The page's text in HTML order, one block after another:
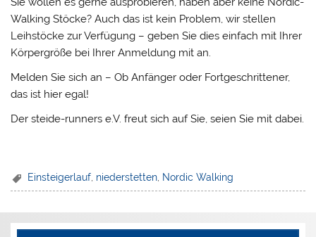
Walking Stöcke? Auch das ist kein Problem, wir stellen
Leihstöcke zur Verfügung – geben Sie dies einfach mit Ihrer
Körpergröße bei Ihrer Anmeldung mit an.
Melden Sie sich an – Ob Anfänger oder Fortgeschrittener,
das ist hier egal!
Der steide-runners e.V. freut sich auf Sie, seien Sie mit dabei.
Einsteigerlauf niederstetten Nordic Walking